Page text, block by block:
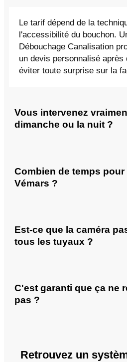
Le tarif dépend de la
l'accessibilité du bouchon.
Débouchage Canalisation
un devis personnalisé après
éviter toute surprise sur la
Vous intervenez
dimanche ou la nuit ?
Combien de temps pour
Vémars ?
Est-ce que la caméra
tous les tuyaux ?
C'est garanti que ça ne
pas ?
Retrouvez un